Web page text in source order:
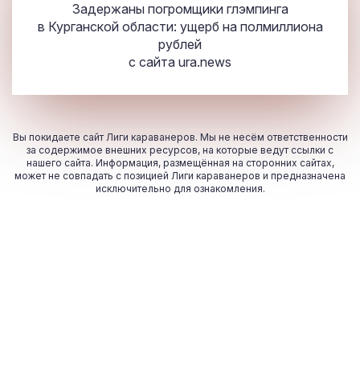
Задержаны погромщики глэмпинга
в Курганской области: ущерб на полмиллиона
рублей
с сайта ura.news
Вы покидаете сайт Лиги караванеров. Мы не несём ответственности
за содержимое внешних ресурсов, на которые ведут ссылки с
нашего сайта. Информация, размещённая на сторонних сайтах,
может не совпадать с позицией Лиги караванеров и предназначена
исключительно для ознакомления.